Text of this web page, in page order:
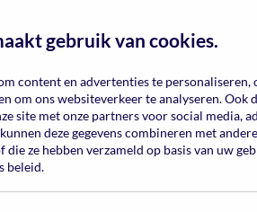
gebruik van cookies.
content en advertenties te
om ons websiteverkeer te analyseren. Ook
site met onze partners voor social media,
deze gegevens combineren met
die ze hebben verzameld op basis van uw
beleid.